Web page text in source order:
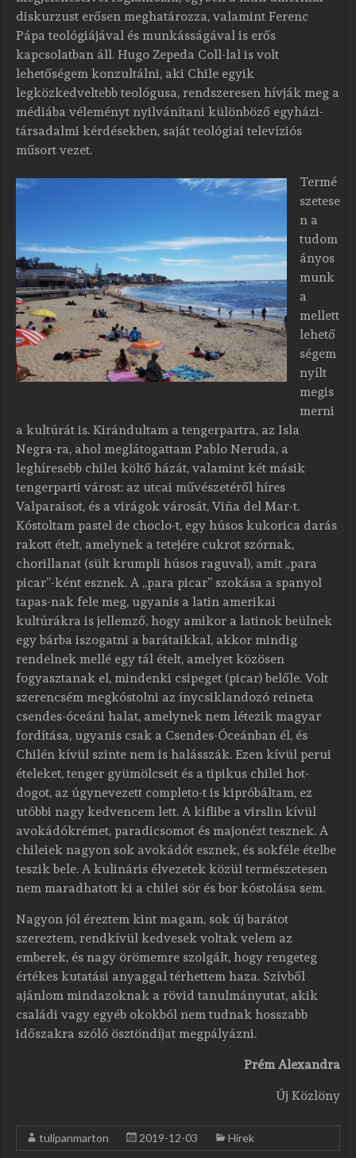
diskurzust erősen meghatározza, valamint Ferenc
Pápa teológiájával és munkásságával is erős
kapcsolatban áll. Hugo Zepeda Coll-lal is volt
lehetőségem konzultálni, aki Chile egyik
legközkedveltebb teológusa, rendszeresen hívják meg a
médiába véleményt nyilvánítani különböző egyházi-
társadalmi kérdésekben, saját teológiai televíziós
műsort vezet.
Termé
szetese
n a
tudom
ányos
munk
a
mellett
lehető
ségem
nyílt
megis
merni
a kultúrát is. Kirándultam a tengerpartra, az Isla
Negra-ra, ahol meglátogattam Pablo Neruda, a
leghíresebb chilei költő házát, valamint két másik
tengerparti várost: az utcai művészetéről híres
Valparaisot, és a virágok városát, Viña del Mar-t.
Kóstoltam pastel de choclo-t, egy húsos kukorica darás
rakott ételt, amelynek a tetejére cukrot szórnak,
chorillanat (sült krumpli húsos raguval), amit „para
picar”-ként esznek. A „para picar” szokása a spanyol
tapas-nak fele meg, ugyanis a latin amerikai
kultúrákra is jellemző, hogy amikor a latinok beülnek
egy bárba iszogatni a barátaikkal, akkor mindig
rendelnek mellé egy tál ételt, amelyet közösen
fogyasztanak el, mindenki csipeget (picar) belőle. Volt
szerencsém megkóstolni az ínycsiklandozó reineta
csendes-óceáni halat, amelynek nem létezik magyar
fordítása, ugyanis csak a Csendes-Óceánban él, és
Chilén kívül szinte nem is halásszák. Ezen kívül perui
ételeket, tenger gyümölcseit és a tipikus chilei hot-
dogot, az úgynevezett completo-t is kipróbáltam, ez
utóbbi nagy kedvencem lett. A kiflibe a virslin kívül
avokádókrémet, paradicsomot és majonézt tesznek. A
chileiek nagyon sok avokádót esznek, és sokféle ételbe
teszik bele. A kulináris élvezetek közül természetesen
nem maradhatott ki a chilei sör és bor kóstolása sem.
Nagyon jól éreztem kint magam, sok új barátot
szereztem, rendkívül kedvesek voltak velem az
emberek, és nagy örömemre szolgált, hogy rengeteg
értékes kutatási anyaggal térhettem haza. Szívből
ajánlom mindazoknak a rövid tanulmányutat, akik
családi vagy egyéb okokból nem tudnak hosszabb
időszakra szóló ösztöndíjat megpályázni.
Prém Alexandra
Új Közlöny
tulipanmarton 2019-12-03 Hírek